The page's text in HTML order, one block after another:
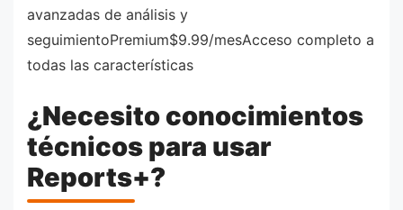
avanzadas de análisis y
seguimientoPremium$9.99/mesAcceso completo a
todas las características
¿Necesito conocimientos
técnicos para usar
Reports+?